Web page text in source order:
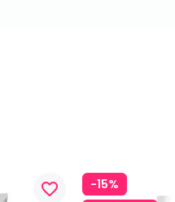
favorite_border
-15%